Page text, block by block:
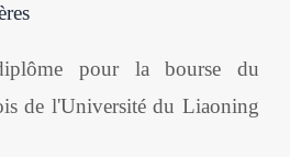
pour la bourse du
de l'Université du Liaoning